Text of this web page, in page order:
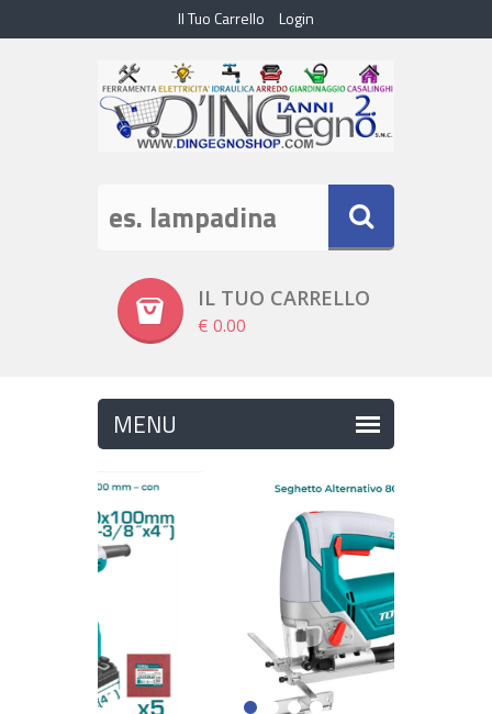
Il Tuo Carrello Login
IL TUO CARRELLO
€ 0.00